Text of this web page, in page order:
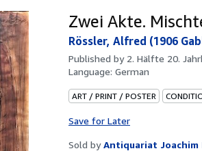
Zwei Akte.
Rössler, Alfred (1906
Published by 2. Hälfte 20.
Language: German
ART / PRINT / POSTER
Save for Later
Sold by Antiquariat Joachim